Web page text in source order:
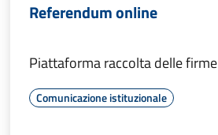
Referendum online
Piattaforma raccolta delle firme
Comunicazione istituzionale